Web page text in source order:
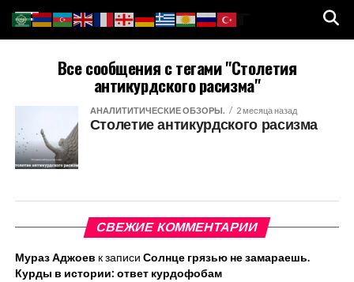
Все сообщения с тегами "Столетия
антикурдского расизма"
АНАЛИТИТИЧЕСКИЕ ОБЗОРЫ. 2 месяца назад
Столетие антикурдского расизма
СВЕЖИЕ КОММЕНТАРИИ
Мураз Аджоев к записи Солнце грязью не замараешь.
Курды в истории: ответ курдофобам